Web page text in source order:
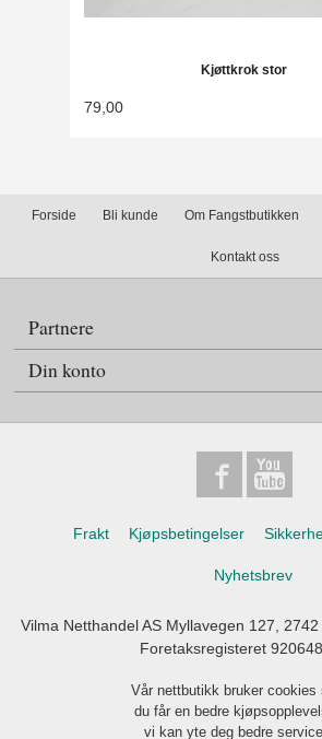
Kjøttkrok stor
79,00
Forside Bli kunde Om Fangstbutikken
Kontakt oss
Partnere
Din konto
Frakt Kjøpsbetingelser
Nyhetsbrev
Vilma Netthandel AS Myllavegen 127,
Foretaksregisteret
Vår nettbutikk bruker cookies
du får en bedre
vi kan yte deg bedre